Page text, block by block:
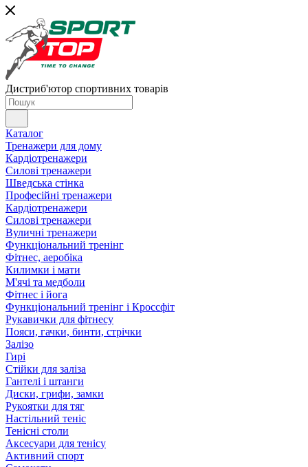
Дистриб'ютор спортивних товарів
Каталог
Тренажери для дому
Кардіотренажери
Силові тренажери
Шведська стінка
Професійні тренажери
Кардіотренажери
Силові тренажери
Вуличні тренажери
Функціональний тренінг
Фітнес, аеробіка
Килимки і мати
М'ячі та медболи
Фітнес і йога
Функціональний тренінг і Кроссфіт
Рукавички для фітнесу
Пояси, гачки, бинти, стрічки
Залізо
Гирі
Стійки для заліза
Гантелі і штанги
Диски, грифи, замки
Рукоятки для тяг
Настільний теніс
Тенісні столи
Аксесуари для тенісу
Активний спорт